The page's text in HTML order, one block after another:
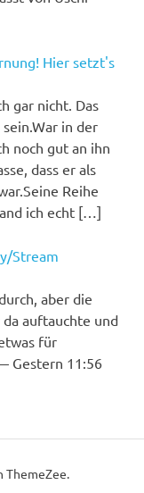
Hier setzt's
gar nicht. Das
in der
noch gut an ihn
dass er als
Reihe
ich echt […]
Stream
aber die
auftauchte und
für
Gestern 11:56
ThemeZee.